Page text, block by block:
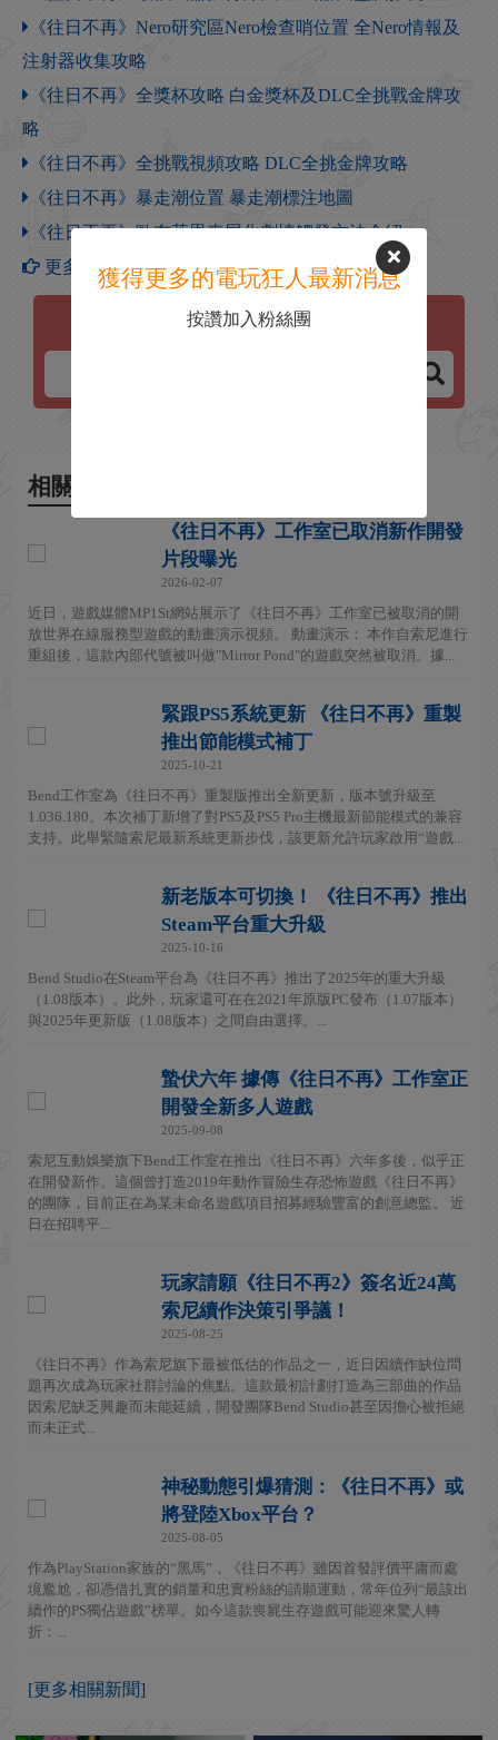
《往日不再》Nero研究區Nero檢查哨位置 全Nero情報及
注射器收集攻略
《往日不再》全獎杯攻略 白金獎杯及DLC全挑戰金牌攻
略
《往日不再》全挑戰視頻攻略 DLC全挑金牌攻略
《往日不再》暴走潮位置 暴走潮標注地圖
《往日不再》歐布萊恩喪屍化劇情觸發方法介紹
更多【往日不再】攻略
往日不再
相關新聞
《往日不再》工作室已取消新作開發
片段曝光
2026-02-07
近日，遊戲媒體MP1St網站展示了《往日不再》工作室已被取消的開
放世界在線服務型遊戲的動畫演示視頻。 動畫演示： 本作自索尼進行
重組後，這款內部代號被叫做"Mirror Pond"的遊戲突然被取消。據...
緊跟PS5系統更新 《往日不再》重製
推出節能模式補丁
2025-10-21
Bend工作室為《往日不再》重製版推出全新更新，版本號升級至
1.036.180。本次補丁新增了對PS5及PS5 Pro主機最新節能模式的兼容
支持。此舉緊隨索尼最新系統更新步伐，該更新允許玩家啟用“遊戲...
新老版本可切換！ 《往日不再》推出
Steam平台重大升級
2025-10-16
Bend Studio在Steam平台為《往日不再》推出了2025年的重大升級
（1.08版本）。此外，玩家還可在在2021年原版PC發布（1.07版本）
與2025年更新版（1.08版本）之間自由選擇。...
蟄伏六年 據傳《往日不再》工作室正
開發全新多人遊戲
2025-09-08
索尼互動娛樂旗下Bend工作室在推出《往日不再》六年多後，似乎正
在開發新作。這個曾打造2019年動作冒險生存恐怖遊戲《往日不再》
的團隊，目前正在為某未命名遊戲項目招募經驗豐富的創意總監。 近
日在招聘平...
玩家請願《往日不再2》簽名近24萬
索尼續作決策引爭議！
2025-08-25
《往日不再》作為索尼旗下最被低估的作品之一，近日因續作缺位問
題再次成為玩家社群討論的焦點。這款最初計劃打造為三部曲的作品
因索尼缺乏興趣而未能延續，開發團隊Bend Studio甚至因擔心被拒絕
而未正式...
神秘動態引爆猜測：《往日不再》或
將登陸Xbox平台？
2025-08-05
作為PlayStation家族的“黑馬”，《往日不再》雖因首發評價平庸而處
境尷尬，卻憑借扎實的銷量和忠實粉絲的請願運動，常年位列“最該出
續作的PS獨佔遊戲”榜單。如今這款喪屍生存遊戲可能迎來驚人轉
折：...
[更多相關新聞]
獲得更多的電玩狂人最新消息
按讚加入粉絲團